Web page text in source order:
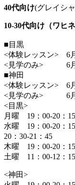
40代向け(グレイシ
10-30代向け （ワヒ
■目黒
<体験レッスン> 6
<見学のみ> 6月
■神田
<体験レッスン> 6
<見学のみ> 6月
<目黒>
月曜 19：00-20：15
水曜 19：00-20：15
20：30-21：45
木曜 19：00-20：15
土曜 11：00-12：15
<神田>